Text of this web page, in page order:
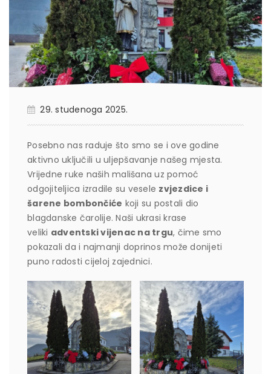
29. studenoga 2025.
Posebno nas raduje što smo se i ove godine
aktivno uključili u uljepšavanje našeg mjesta.
Vrijedne ruke naših mališana uz pomoć
odgojiteljica izradile su vesele zvjezdice i
šarene bombončiće koji su postali dio
blagdanske čarolije. Naši ukrasi krase
veliki adventski vijenac na trgu, čime smo
pokazali da i najmanji doprinos može donijeti
puno radosti cijeloj zajednici.